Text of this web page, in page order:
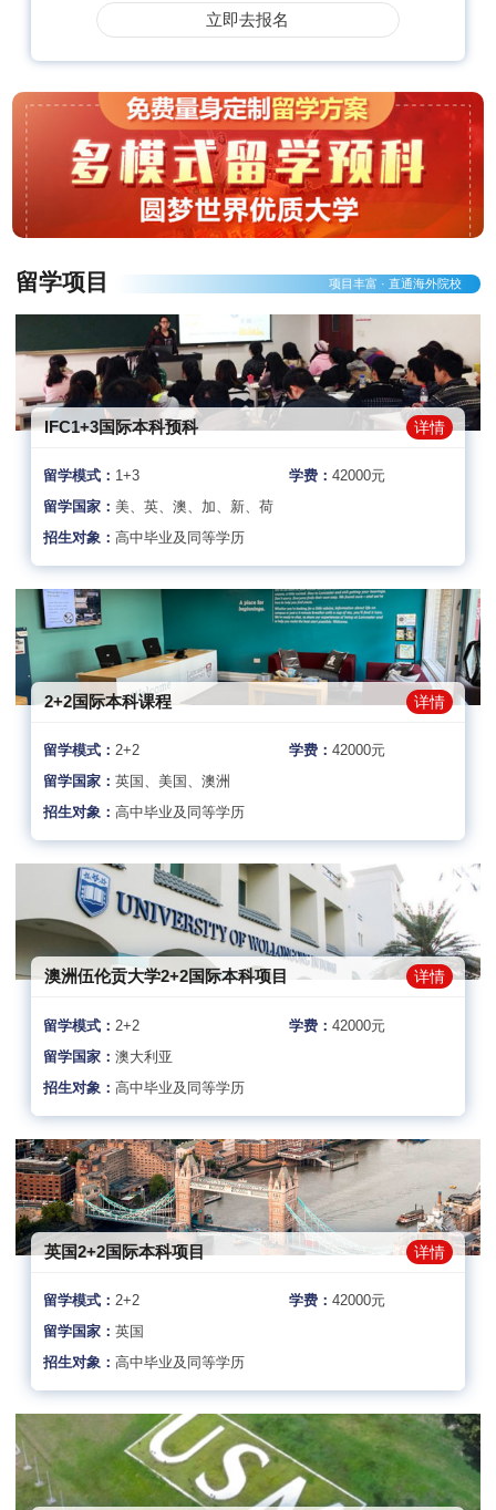
立即去报名
留学项目 项目丰富 · 直通海外院校
IFC1+3国际本科预科 详情
留学模式： 1+3 学费： 42000元
留学国家： 美、英、澳、加、新、荷
招生对象：高中毕业及同等学历
2+2国际本科课程 详情
留学模式：2+2 学费： 42000元
留学国家：英国、美国、澳洲
招生对象： 高中毕业及同等学历
澳洲伍伦贡大学2+2国际本科项目 详情
留学模式： 2+2 学费： 42000元
留学国家：澳大利亚
招生对象：高中毕业及同等学历
英国2+2国际本科项目 详情
留学模式：2+2 学费： 42000元
留学国家：英国
招生对象： 高中毕业及同等学历